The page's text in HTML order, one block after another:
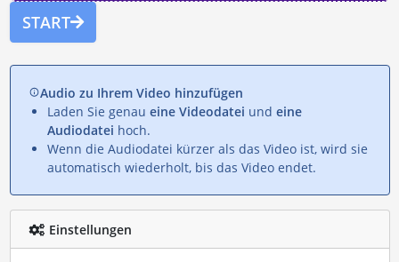
START
Audio zu Ihrem Video hinzufügen
Laden Sie genau eine Videodatei und eine
Audiodatei hoch.
Wenn die Audiodatei kürzer als das Video ist, wird sie
automatisch wiederholt, bis das Video endet.
Einstellungen